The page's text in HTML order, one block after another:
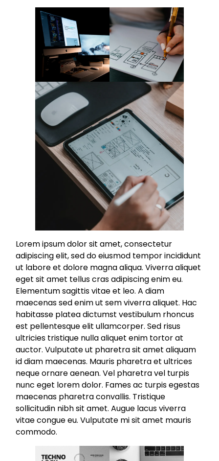
Lorem ipsum dolor sit amet, consectetur
adipiscing elit, sed do eiusmod tempor incididunt
ut labore et dolore magna aliqua. Viverra aliquet
eget sit amet tellus cras adipiscing enim eu.
Elementum sagittis vitae et leo. A diam
maecenas sed enim ut sem viverra aliquet. Hac
habitasse platea dictumst vestibulum rhoncus
est pellentesque elit ullamcorper. Sed risus
ultricies tristique nulla aliquet enim tortor at
auctor. Vulputate ut pharetra sit amet aliquam
id diam maecenas. Mauris pharetra et ultrices
neque ornare aenean. Vel pharetra vel turpis
nunc eget lorem dolor. Fames ac turpis egestas
maecenas pharetra convallis. Tristique
sollicitudin nibh sit amet. Augue lacus viverra
vitae congue eu. Vulputate mi sit amet mauris
commodo.